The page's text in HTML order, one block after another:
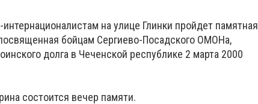
на улице Глинки пройдет памятная
бойцам Сергиево-Посадского ОМОНа,
долга в Чеченской республике 2 марта 2000
состоится вечер памяти.